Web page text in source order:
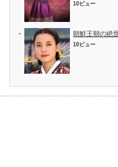
10ビュー
朝鮮王朝の絶
10ビュー